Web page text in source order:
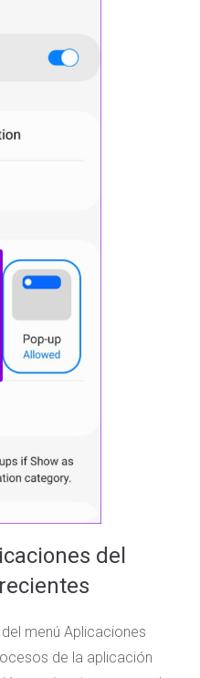
del
menú Aplicaciones
de la aplicación